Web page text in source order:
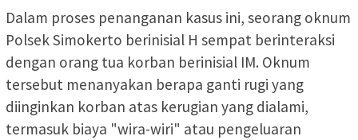
Dalam proses penanganan kasus ini, seorang oknum
Polsek Simokerto berinisial H sempat berinteraksi
dengan orang tua korban berinisial IM. Oknum
tersebut menanyakan berapa ganti rugi yang
diinginkan korban atas kerugian yang dialami,
termasuk biaya "wira-wiri" atau pengeluaran